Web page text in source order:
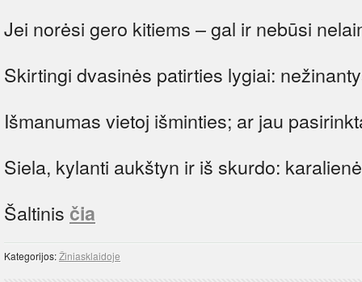
Jei norėsi gero kitiems – gal ir nebūsi
Skirtingi dvasinės patirties lygiai:
Išmanumas vietoj išminties; ar jau
Siela, kylanti aukštyn ir iš skurdo:
Šaltinis čia
Kategorijos:Žiniasklaidoje